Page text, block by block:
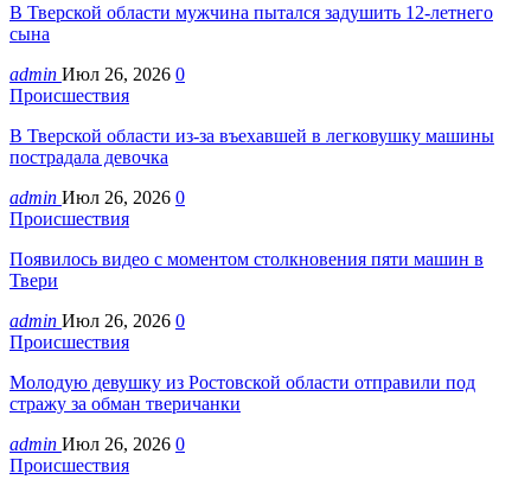
В Тверской области мужчина пытался задушить 12-летнего
сына
admin Июл 26, 2026 0
Происшествия
В Тверской области из-за въехавшей в легковушку машины
пострадала девочка
admin Июл 26, 2026 0
Происшествия
Появилось видео с моментом столкновения пяти машин в
Твери
admin Июл 26, 2026 0
Происшествия
Молодую девушку из Ростовской области отправили под
стражу за обман тверичанки
admin Июл 26, 2026 0
Происшествия